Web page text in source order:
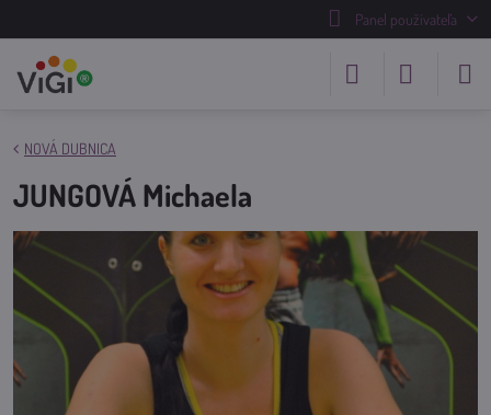
Panel používateľa
NOVÁ DUBNICA
JUNGOVÁ Michaela